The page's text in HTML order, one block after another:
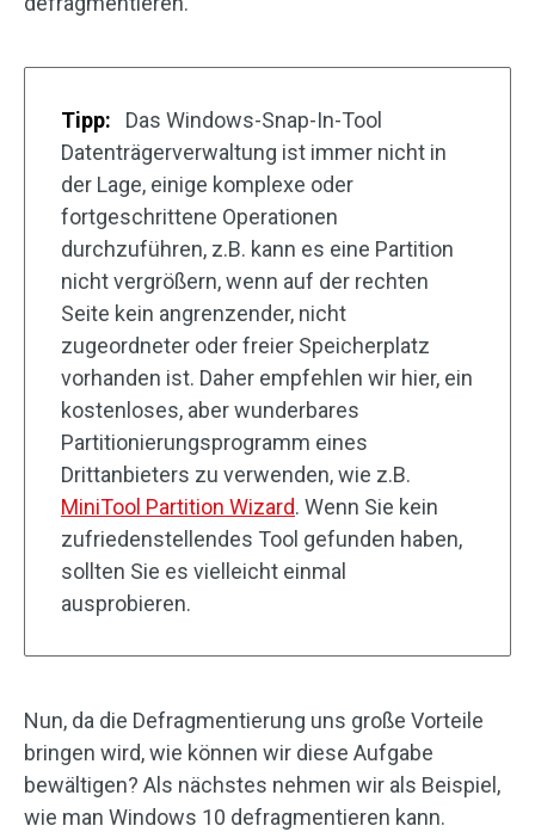
Tipp:
Das Windows-Snap-In-Tool
Datenträgerverwaltung ist immer nicht in
der Lage, einige komplexe oder
fortgeschrittene Operationen
durchzuführen, z.B. kann es eine Partition
nicht vergrößern, wenn auf der rechten
Seite kein angrenzender, nicht
zugeordneter oder freier Speicherplatz
vorhanden ist. Daher empfehlen wir hier, ein
kostenloses, aber wunderbares
Partitionierungsprogramm eines
Drittanbieters zu verwenden, wie z.B.
MiniTool Partition Wizard. Wenn Sie kein
zufriedenstellendes Tool gefunden haben,
sollten Sie es vielleicht einmal
ausprobieren.
Nun, da die Defragmentierung uns große Vorteile
bringen wird, wie können wir diese Aufgabe
bewältigen? Als nächstes nehmen wir als Beispiel,
wie man Windows 10 defragmentieren kann.